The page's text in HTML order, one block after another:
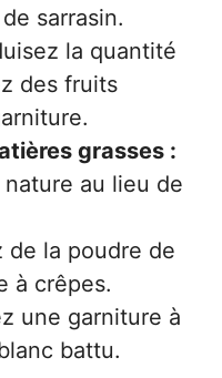
sarrasin.
la quantité
des fruits
grasses :
au lieu de
de la poudre de
à crêpes.
une garniture à
battu.